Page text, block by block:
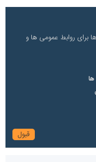
برای روابط عمومی ها و